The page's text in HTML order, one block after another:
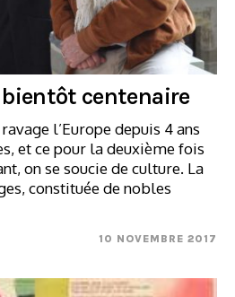
bientôt centenaire
l’Europe depuis 4 ans
et ce pour la deuxième fois
on se soucie de culture. La
constituée de nobles
10 NOVEMBRE 2017